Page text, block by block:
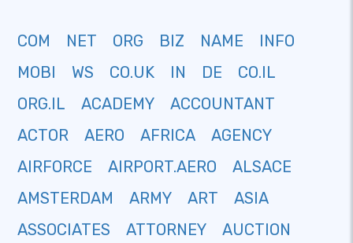
COM NET ORG BIZ NAME
INFO
MOBI
WS CO.UK IN DE
CO.IL
ORG.IL
ACADEMY
ACCOUNTANT
ACTOR
AERO AFRICA
AGENCY
AIRFORCE
AIRPORT.AERO
ALSACE
AMSTERDAM
ARMY ART
ASIA
ASSOCIATES
ATTORNEY
AUCTION